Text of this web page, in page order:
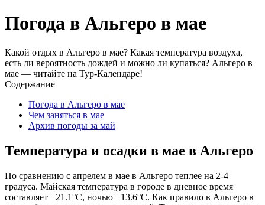
Погода в Альгеро в мае
Какой отдых в Альгеро в мае? Какая температура воздуха,
есть ли вероятность дождей и можно ли купаться? Альгеро в
мае — читайте на Тур-Календаре!
Содержание
Погода в Альгеро в мае
Чем заняться в мае
Архив погоды за май
Температура и осадки в мае в Альгеро
По сравнению с апрелем в мае в Альгеро теплее на 2-4
градуса. Майская температура в городе в дневное время
составляет +21.1°C, ночью +13.6°C. Как правило в Альгеро в